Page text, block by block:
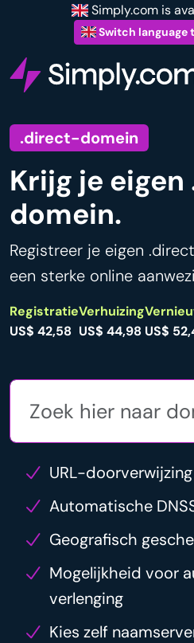
Simply.com is
Switch language
.direct-domein
Krijg je
domein.
Registreer je eigen
een sterke online
Registratie
US$ 42,58
Verhuizing
US$ 44,98 US$
URL-doorverwijzing
Automatische
Geografisch
Mogelijkheid voor
verlenging
Kies zelf